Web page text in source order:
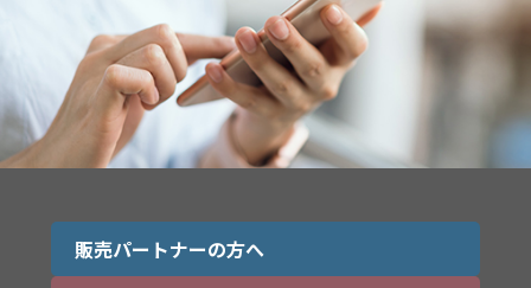
販売パートナーの方へ